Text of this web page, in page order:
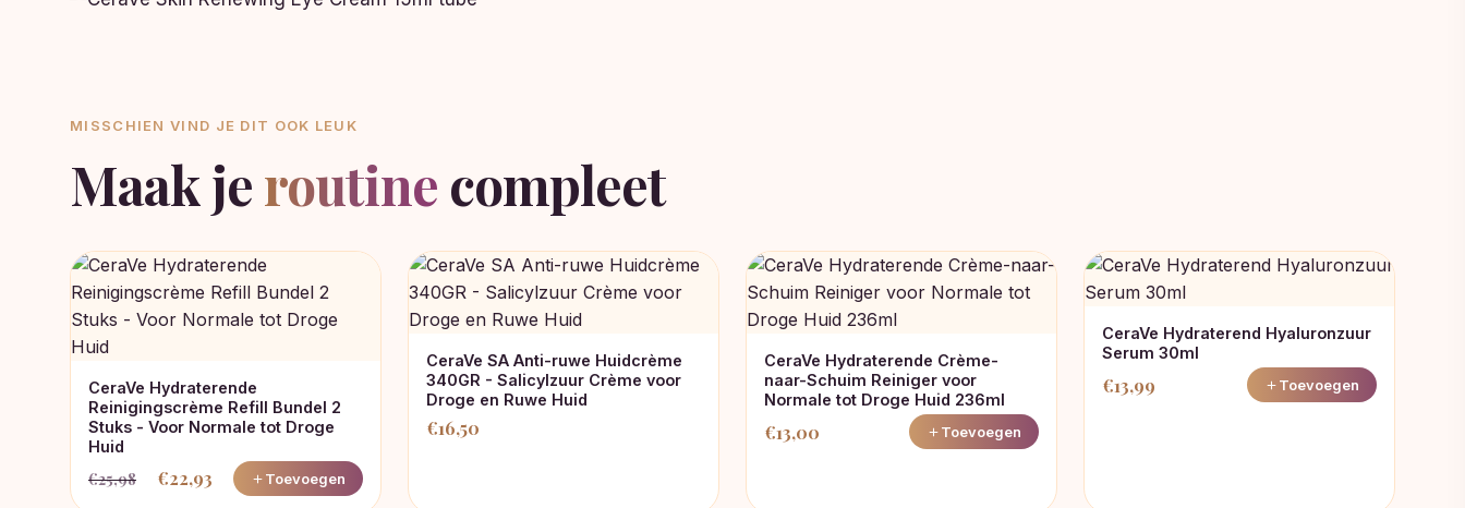
MISSCHIEN VIND JE DIT OOK LEUK
Maak jeroutine compleet
CeraVe Hydraterende
Reinigingscrème Refill Bundel 2
Stuks - Voor Normale tot Droge
Huid
€25,98
Oorspronkelijke
€22,93
Huidige
Toevoegen
CeraVe SA Anti-ruwe Huidcrème
340GR - Salicylzuur Crème voor
Droge en Ruwe Huid
€16,50
CeraVe Hydraterende Crème-
naar-Schuim Reiniger voor
Normale tot Droge Huid 236ml
€13,00 Toevoegen
CeraVe Hydraterend Hyaluronzuur
Serum 30ml
€13,99 Toevoegen